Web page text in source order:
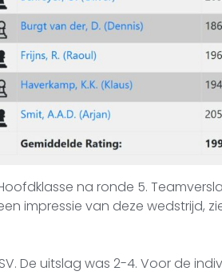
na ronde 5.
impressie van deze wedstrijd,
De uitslag was 2-4. Voor de